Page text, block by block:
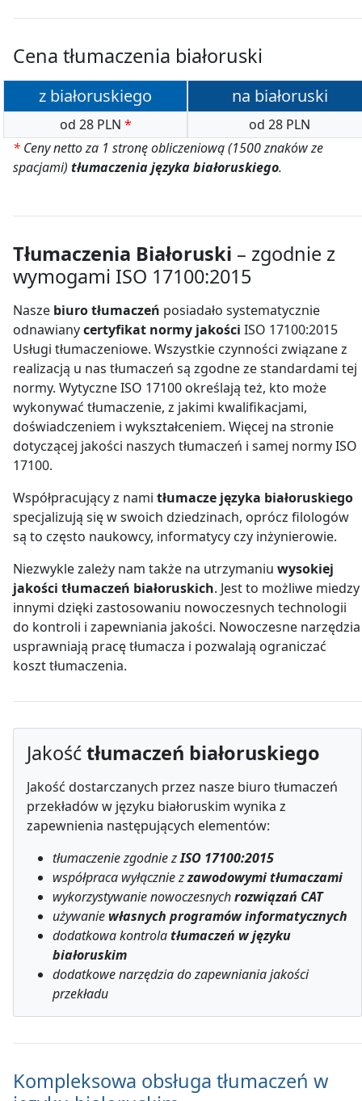
Cena tłumaczenia białoruski
z białoruskiego
od 28 PLN *
na białoruski
od 28 PLN
* Ceny netto za 1 stronę obliczeniową (1500 znaków ze
spacjami) tłumaczenia języka białoruskiego.
Tłumaczenia Białoruski – zgodnie z
wymogami ISO 17100:2015
Nasze biuro tłumaczeń posiadało systematycznie
odnawianycertyfikat normy jakości ISO 17100:2015
Usługi tłumaczeniowe. Wszystkie czynności związane z
realizacją u nas tłumaczeń są zgodne ze standardami tej
normy. Wytyczne ISO 17100 określają też, kto może
wykonywać tłumaczenie, z jakimi kwalifikacjami,
doświadczeniem i wykształceniem. Więcej na stronie
dotyczącej jakości naszych tłumaczeń i samej normy ISO
17100.
Współpracujący z nami tłumacze języka białoruskiego
specjalizują się w swoich dziedzinach, oprócz filologów
są to często naukowcy, informatycy czy inżynierowie.
Niezwykle zależy nam także na utrzymaniu wysokiej
jakości tłumaczeń białoruskich. Jest to możliwe miedzy
innymi dzięki zastosowaniu nowoczesnych technologii
do kontroli i zapewniania jakości. Nowoczesne narzędzia
usprawniają pracę tłumacza i pozwalają ograniczać
koszt tłumaczenia.
Jakośćtłumaczeń białoruskiego
Jakość dostarczanych przez nasze biuro tłumaczeń
przekładów w języku białoruskim wynika z
zapewnienia następujących elementów:
tłumaczenie zgodnie zISO 17100:2015
współpraca wyłącznie zzawodowymi tłumaczami
wykorzystywanie nowoczesnychrozwiązań CAT
używanie własnych programów informatycznych
dodatkowa kontrolatłumaczeń w języku
białoruskim
dodatkowe narzędzia do zapewniania jakości
przekładu
Kompleksowa obsługa tłumaczeń w